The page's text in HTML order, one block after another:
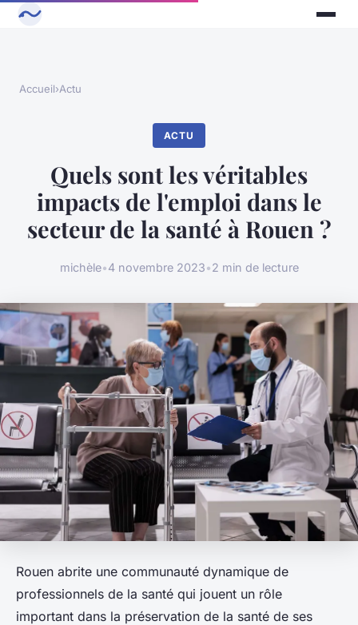
Accueil›Actu
ACTU
Quels sont les véritables
impacts de l'emploi dans le
secteur de la santé à Rouen ?
michèle•4 novembre 2023•2 min de lecture
Rouen abrite une communauté dynamique de
professionnels de la santé qui jouent un rôle
important dans la préservation de la santé de ses